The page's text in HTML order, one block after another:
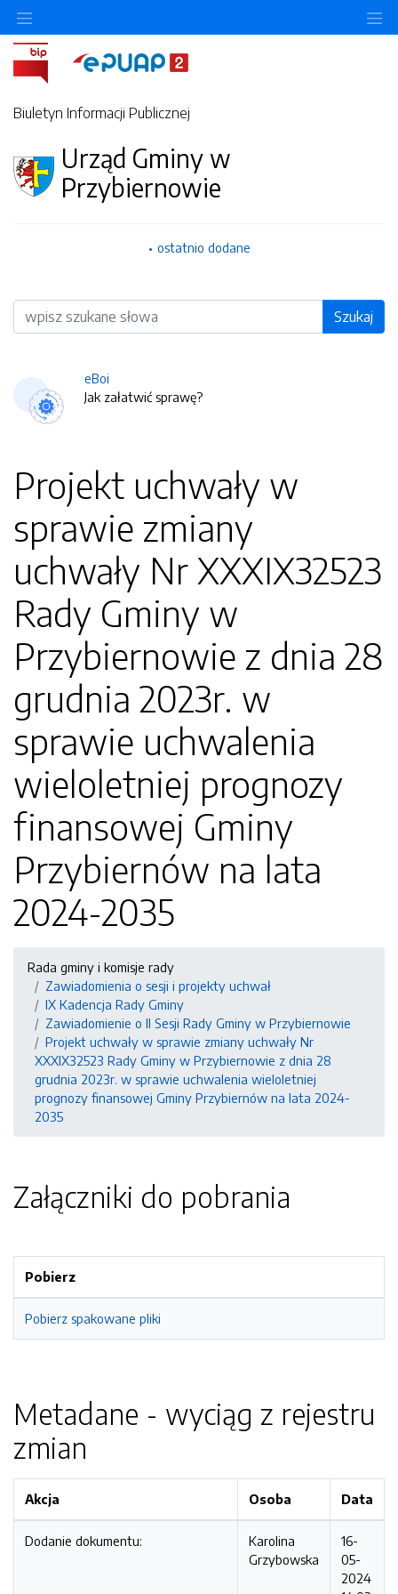
Biuletyn Informacji Publicznej
Urząd Gminy w
Przybiernowie
ostatnio dodane
Wyszukiwarka Szukaj
eBoi
Jak załatwić sprawę?
Projekt uchwały w
sprawie zmiany
uchwały Nr XXXIX32523
Rady Gminy w
Przybiernowie z dnia 28
grudnia 2023r. w
sprawie uchwalenia
wieloletniej prognozy
finansowej Gminy
Przybiernów na lata
2024-2035
Rada gminy i komisje rady
Zawiadomienia o sesji i projekty uchwał
IX Kadencja Rady Gminy
Zawiadomienie o II Sesji Rady Gminy w Przybiernowie
Projekt uchwały w sprawie zmiany uchwały Nr
XXXIX32523 Rady Gminy w Przybiernowie z dnia 28
grudnia 2023r. w sprawie uchwalenia wieloletniej
prognozy finansowej Gminy Przybiernów na lata 2024-
2035
Załączniki do pobrania
Pobierz
Pobierz spakowane pliki
Metadane - wyciąg z rejestru
zmian
Akcja Osoba Data
Dodanie dokumentu:
Karolina
Grzybowska
16-
05-
2024